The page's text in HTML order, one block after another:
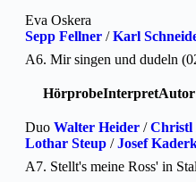
Eva Oskera
Sepp Fellner /Karl
A6. Mir singen und dudeln
HörprobeInterpretAutor
Duo Walter Heider /Christl
Lothar Steup /Josef
A7. Stellt's meine Ross' in